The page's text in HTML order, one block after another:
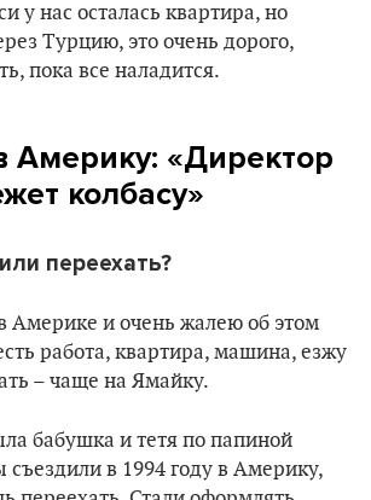
у нас осталась квартира, но
Турцию, это очень дорого,
пока все наладится.
Америку: «Директор
колбасу»
переехать?
Америке и очень жалею об этом
работа, квартира, машина, езжу
– чаще на Ямайку.
бабушка и тетя по папиной
съездили в 1994 году в Америку,